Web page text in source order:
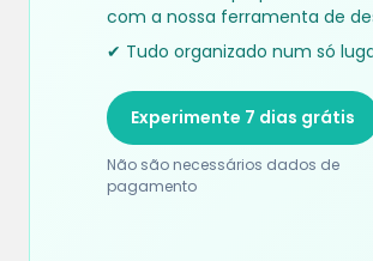
com a nossa ferramenta de
✔ Tudo organizado num só
Experimente 7 dias grátis
Não são necessários dados de
pagamento